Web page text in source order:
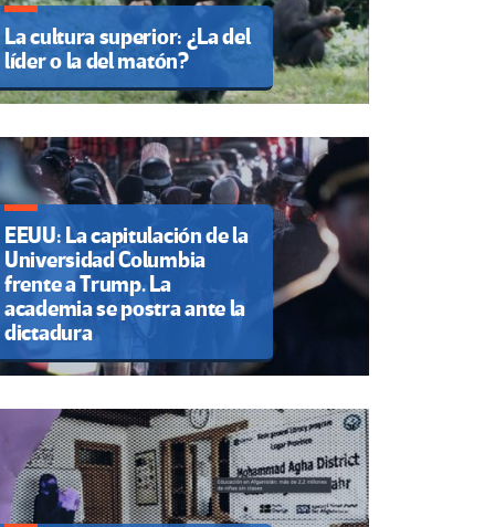
La cultura superior: ¿La del
líder o la del matón?
EEUU: La capitulación de la
Universidad Columbia
frente a Trump. La
academia se postra ante la
dictadura